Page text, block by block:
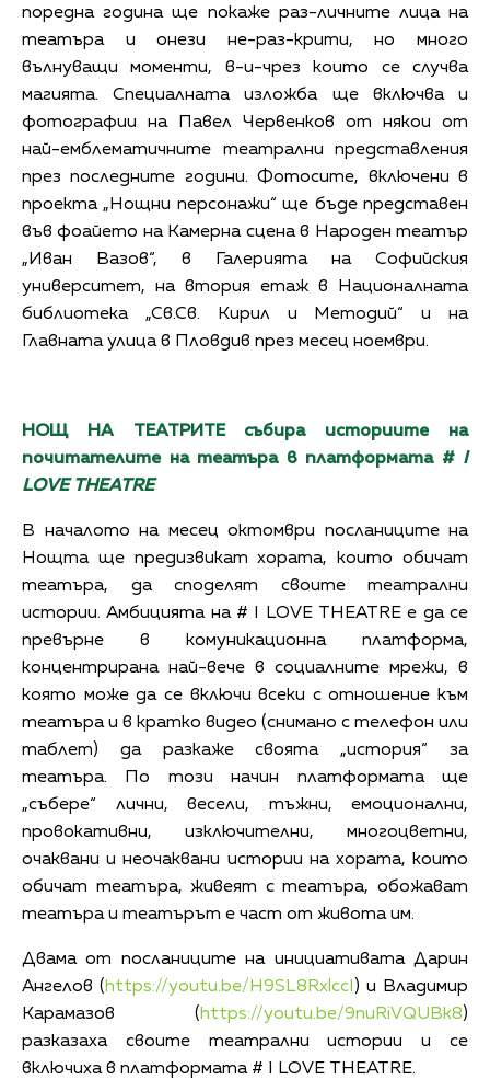
поредна година ще покаже раз-личните лица на
театъра и онези не-раз-крити, но много
вълнуващи моменти, в-и-чрез които се случва
магията. Специалната изложба ще включва и
фотографии на Павел Червенков от някои от
най-емблематичните театрални представления
през последните години. Фотосите, включени в
проекта „Нощни персонажи“ ще бъде представен
във фоайето на Камерна сцена в Народен театър
„Иван Вазов“, в Галерията на Софийския
университет, на втория етаж в Националната
библиотека „Св.Св. Кирил и Методий“ и на
Главната улица в Пловдив през месец ноември.
НОЩ НА ТЕАТРИТЕ събира историите на
почитателите на театъра в платформата #I
LOVE THEATRE
В началото на месец октомври посланиците на
Нощта ще предизвикат хората, които обичат
театъра, да споделят своите театрални
истории. Амбицията на # I LOVE THEATRЕ е да се
превърне в комуникационна платформа,
концентрирана най-вече в социалните мрежи, в
която може да се включи всеки с отношение към
театъра и в кратко видео (снимано с телефон или
таблет) да разкаже своята „история“ за
театъра. По този начин платформата ще
„събере“ лични, весели, тъжни, емоционални,
провокативни, изключителни, многоцветни,
очаквани и неочаквани истории на хората, които
обичат театъра, живеят с театъра, обожават
театъра и театърът е част от живота им.
Двама от посланиците на инициативата Дарин
Ангелов ( https://youtu.be/H9SL8RxlccI ) и Владимир
Карамазов ( https://youtu.be/9nuRiVQUBk8)
разказаха своите театрални истории и се
включиха в платформата # I LOVE THEATRЕ.